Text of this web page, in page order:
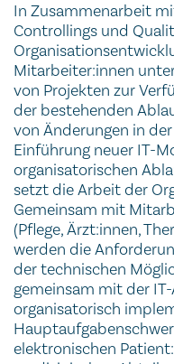
In Zusammenarbeit
Controllings und
Mitarbeiter:innen
von Projekten zur
der bestehenden
von Änderungen in
Einführung neuer IT-
organisatorischen
setzt die Arbeit der
Gemeinsam mit
(Pflege, Ärzt:innen,
werden die
der technischen
gemeinsam mit der
organisatorisch
elektronischen